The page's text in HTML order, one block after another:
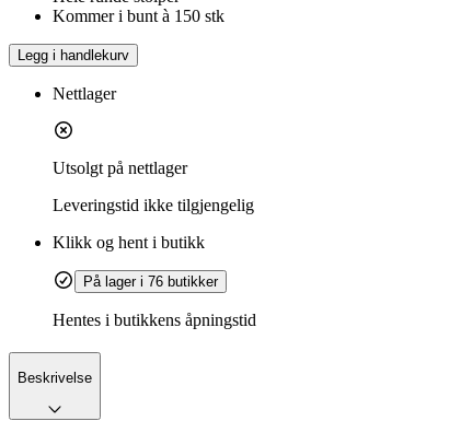
Kommer i bunt à 150 stk
Legg i handlekurv
Nettlager
Utsolgt på nettlager
Leveringstid ikke tilgjengelig
Klikk og hent i butikk
På lager i 76 butikker
Hentes i butikkens åpningstid
Beskrivelse